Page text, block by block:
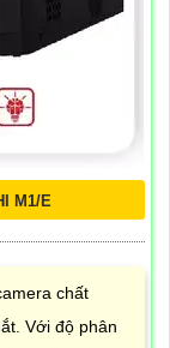
M1/E
chất
Với độ phân